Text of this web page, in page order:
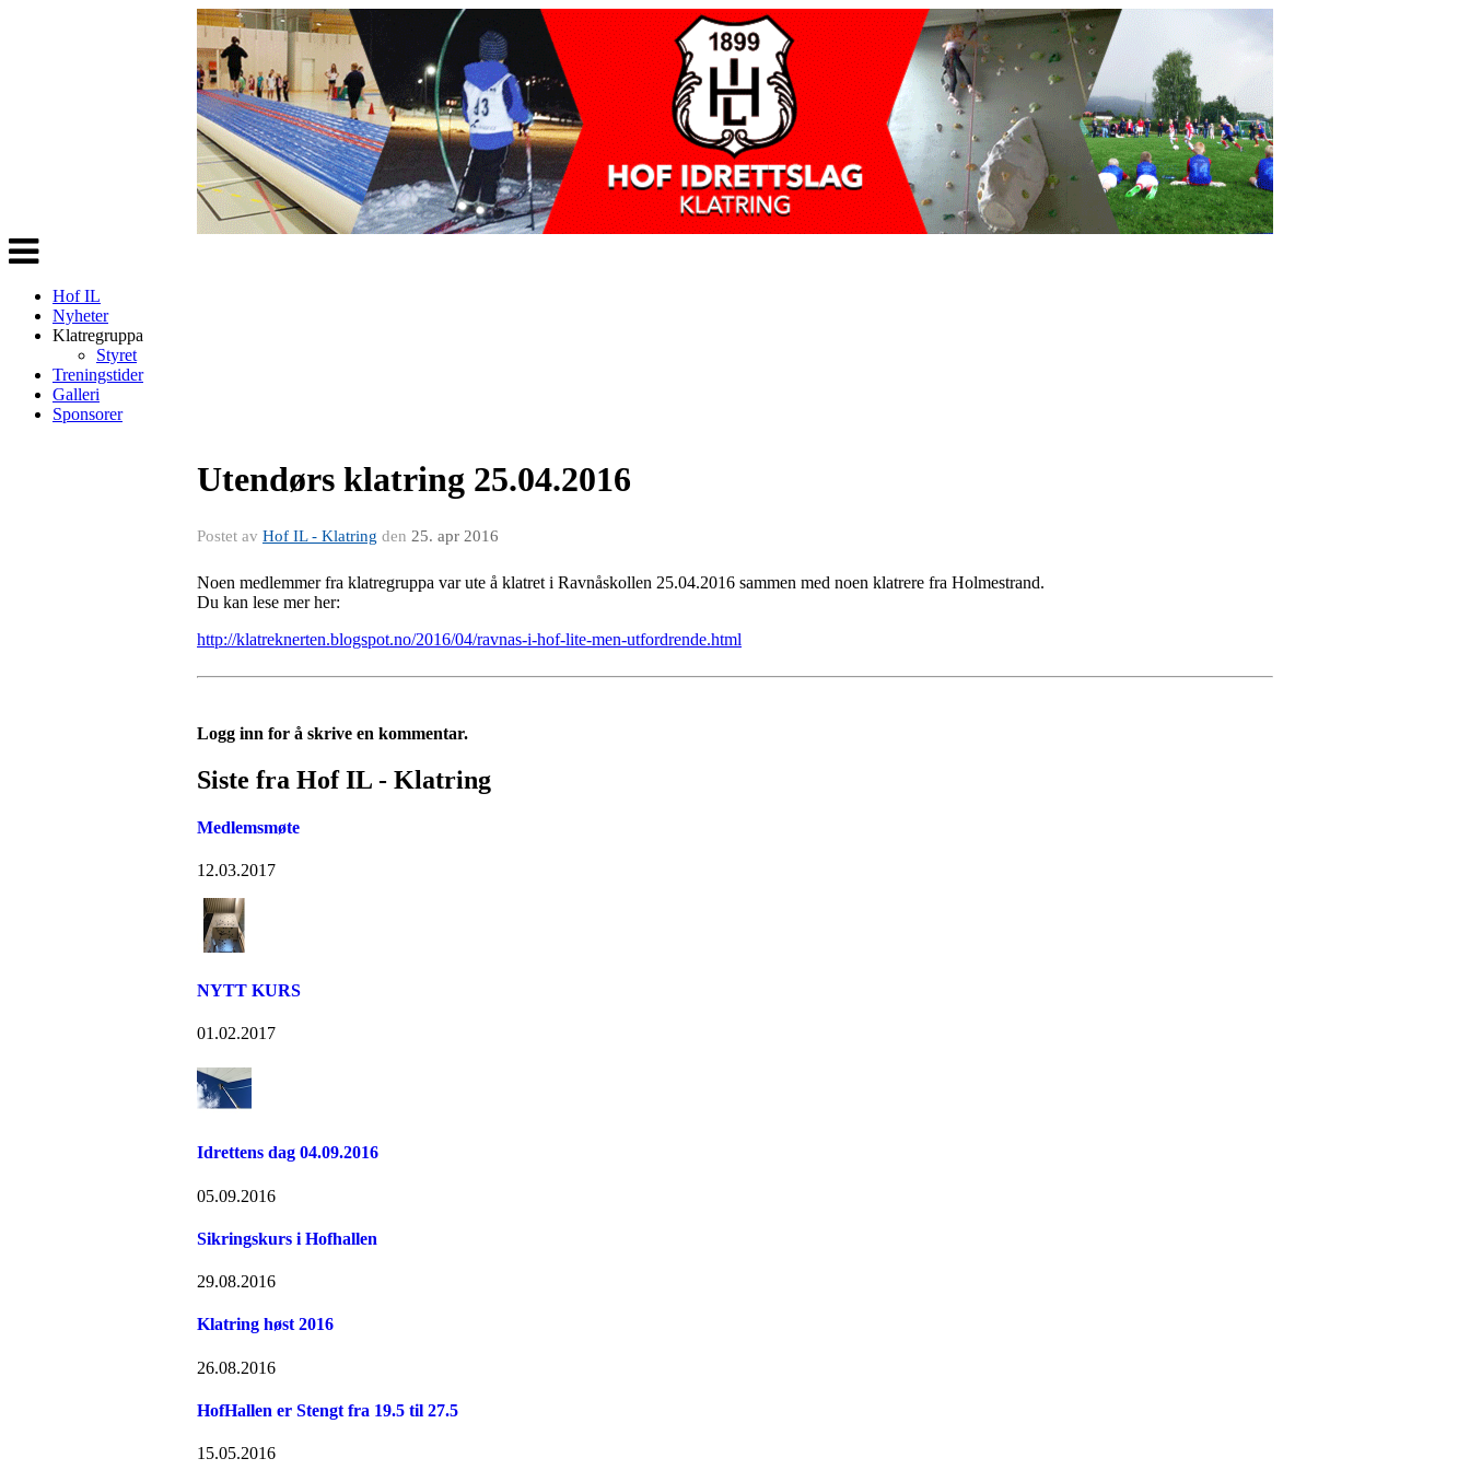
Veksle
navigasjon
Hof IL
Nyheter
Klatregruppa
Styret
Treningstider
Galleri
Sponsorer
Utendørs klatring 25.04.2016
Postet av Hof IL - Klatring den 25. apr 2016
Noen medlemmer fra klatregruppa var ute å klatret i Ravnåskollen 25.04.2016 sammen med noen klatrere fra Holmestrand.
Du kan lese mer her:
http://klatreknerten.blogspot.no/2016/04/ravnas-i-hof-lite-men-utfordrende.html
Logg inn for å skrive en kommentar.
Siste fra Hof IL - Klatring
Medlemsmøte
12.03.2017
NYTT KURS
01.02.2017
Idrettens dag 04.09.2016
05.09.2016
Sikringskurs i Hofhallen
29.08.2016
Klatring høst 2016
26.08.2016
HofHallen er Stengt fra 19.5 til 27.5
15.05.2016